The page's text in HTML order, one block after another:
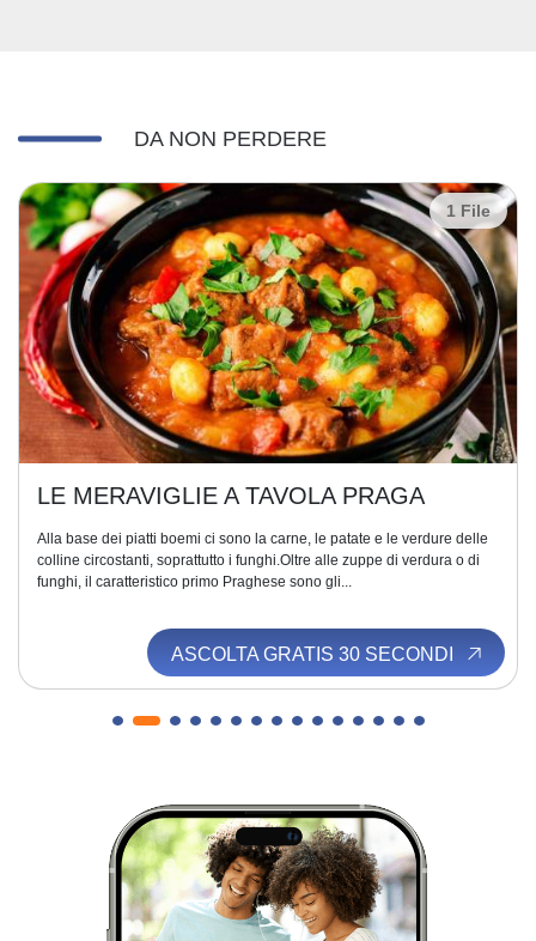
DA NON PERDERE
1 File
LE MERAVIGLIE A TAVOLA PRAGA
Alla base dei piatti boemi ci sono la carne, le patate e le verdure delle
colline circostanti, soprattutto i funghi.Oltre alle zuppe di verdura o di
funghi, il caratteristico primo Praghese sono gli...
ASCOLTA GRATIS 30 SECONDI